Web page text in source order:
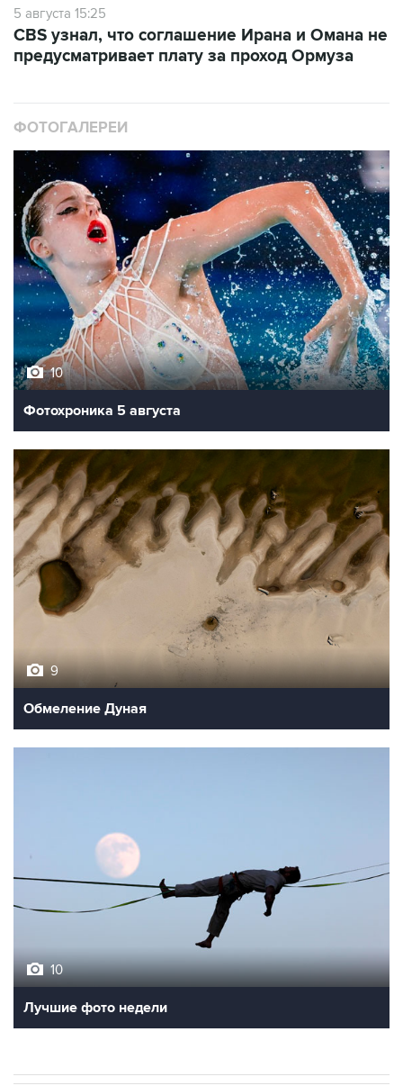
5 августа 15:25
CBS узнал, что соглашение Ирана и Омана не
предусматривает плату за проход Ормуза
ФОТОГАЛЕРЕИ
10
Фотохроника 5 августа
9
Обмеление Дуная
10
Лучшие фото недели